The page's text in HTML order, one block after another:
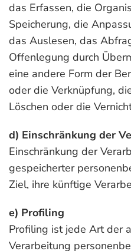
das Erfassen, die
Speicherung, die
das Auslesen, das
Offenlegung durch
eine andere Form der
oder die Verknüpfung,
Löschen oder die
d) Einschränkung der
Einschränkung der
gespeicherter
Ziel, ihre künftige
e) Profiling
Profiling ist jede Art der
Verarbeitung